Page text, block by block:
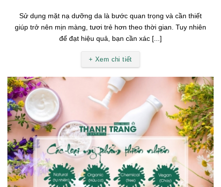
Sử dụng mặt nạ dưỡng da là bước quan trọng và cần thiết
giúp trở nên mịn màng, tươi trẻ hơn theo thời gian. Tuy nhiên
để đạt hiệu quả, bạn cần xác [...]
+ Xem chi tiết